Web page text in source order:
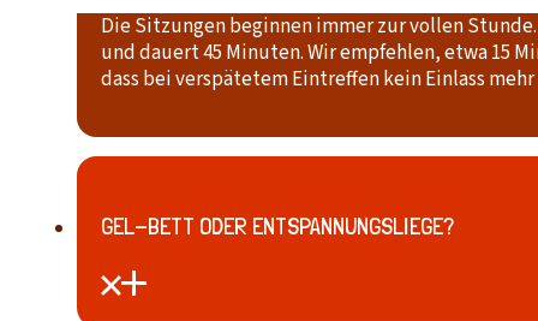
Die Sitzungen beginnen immer zur vollen
und dauert 45 Minuten. Wir empfehlen, etwa 15
dass bei verspätetem Eintreffen kein Einlass
GEL-BETT ODER ENTSPANNUNGSLIEGE?